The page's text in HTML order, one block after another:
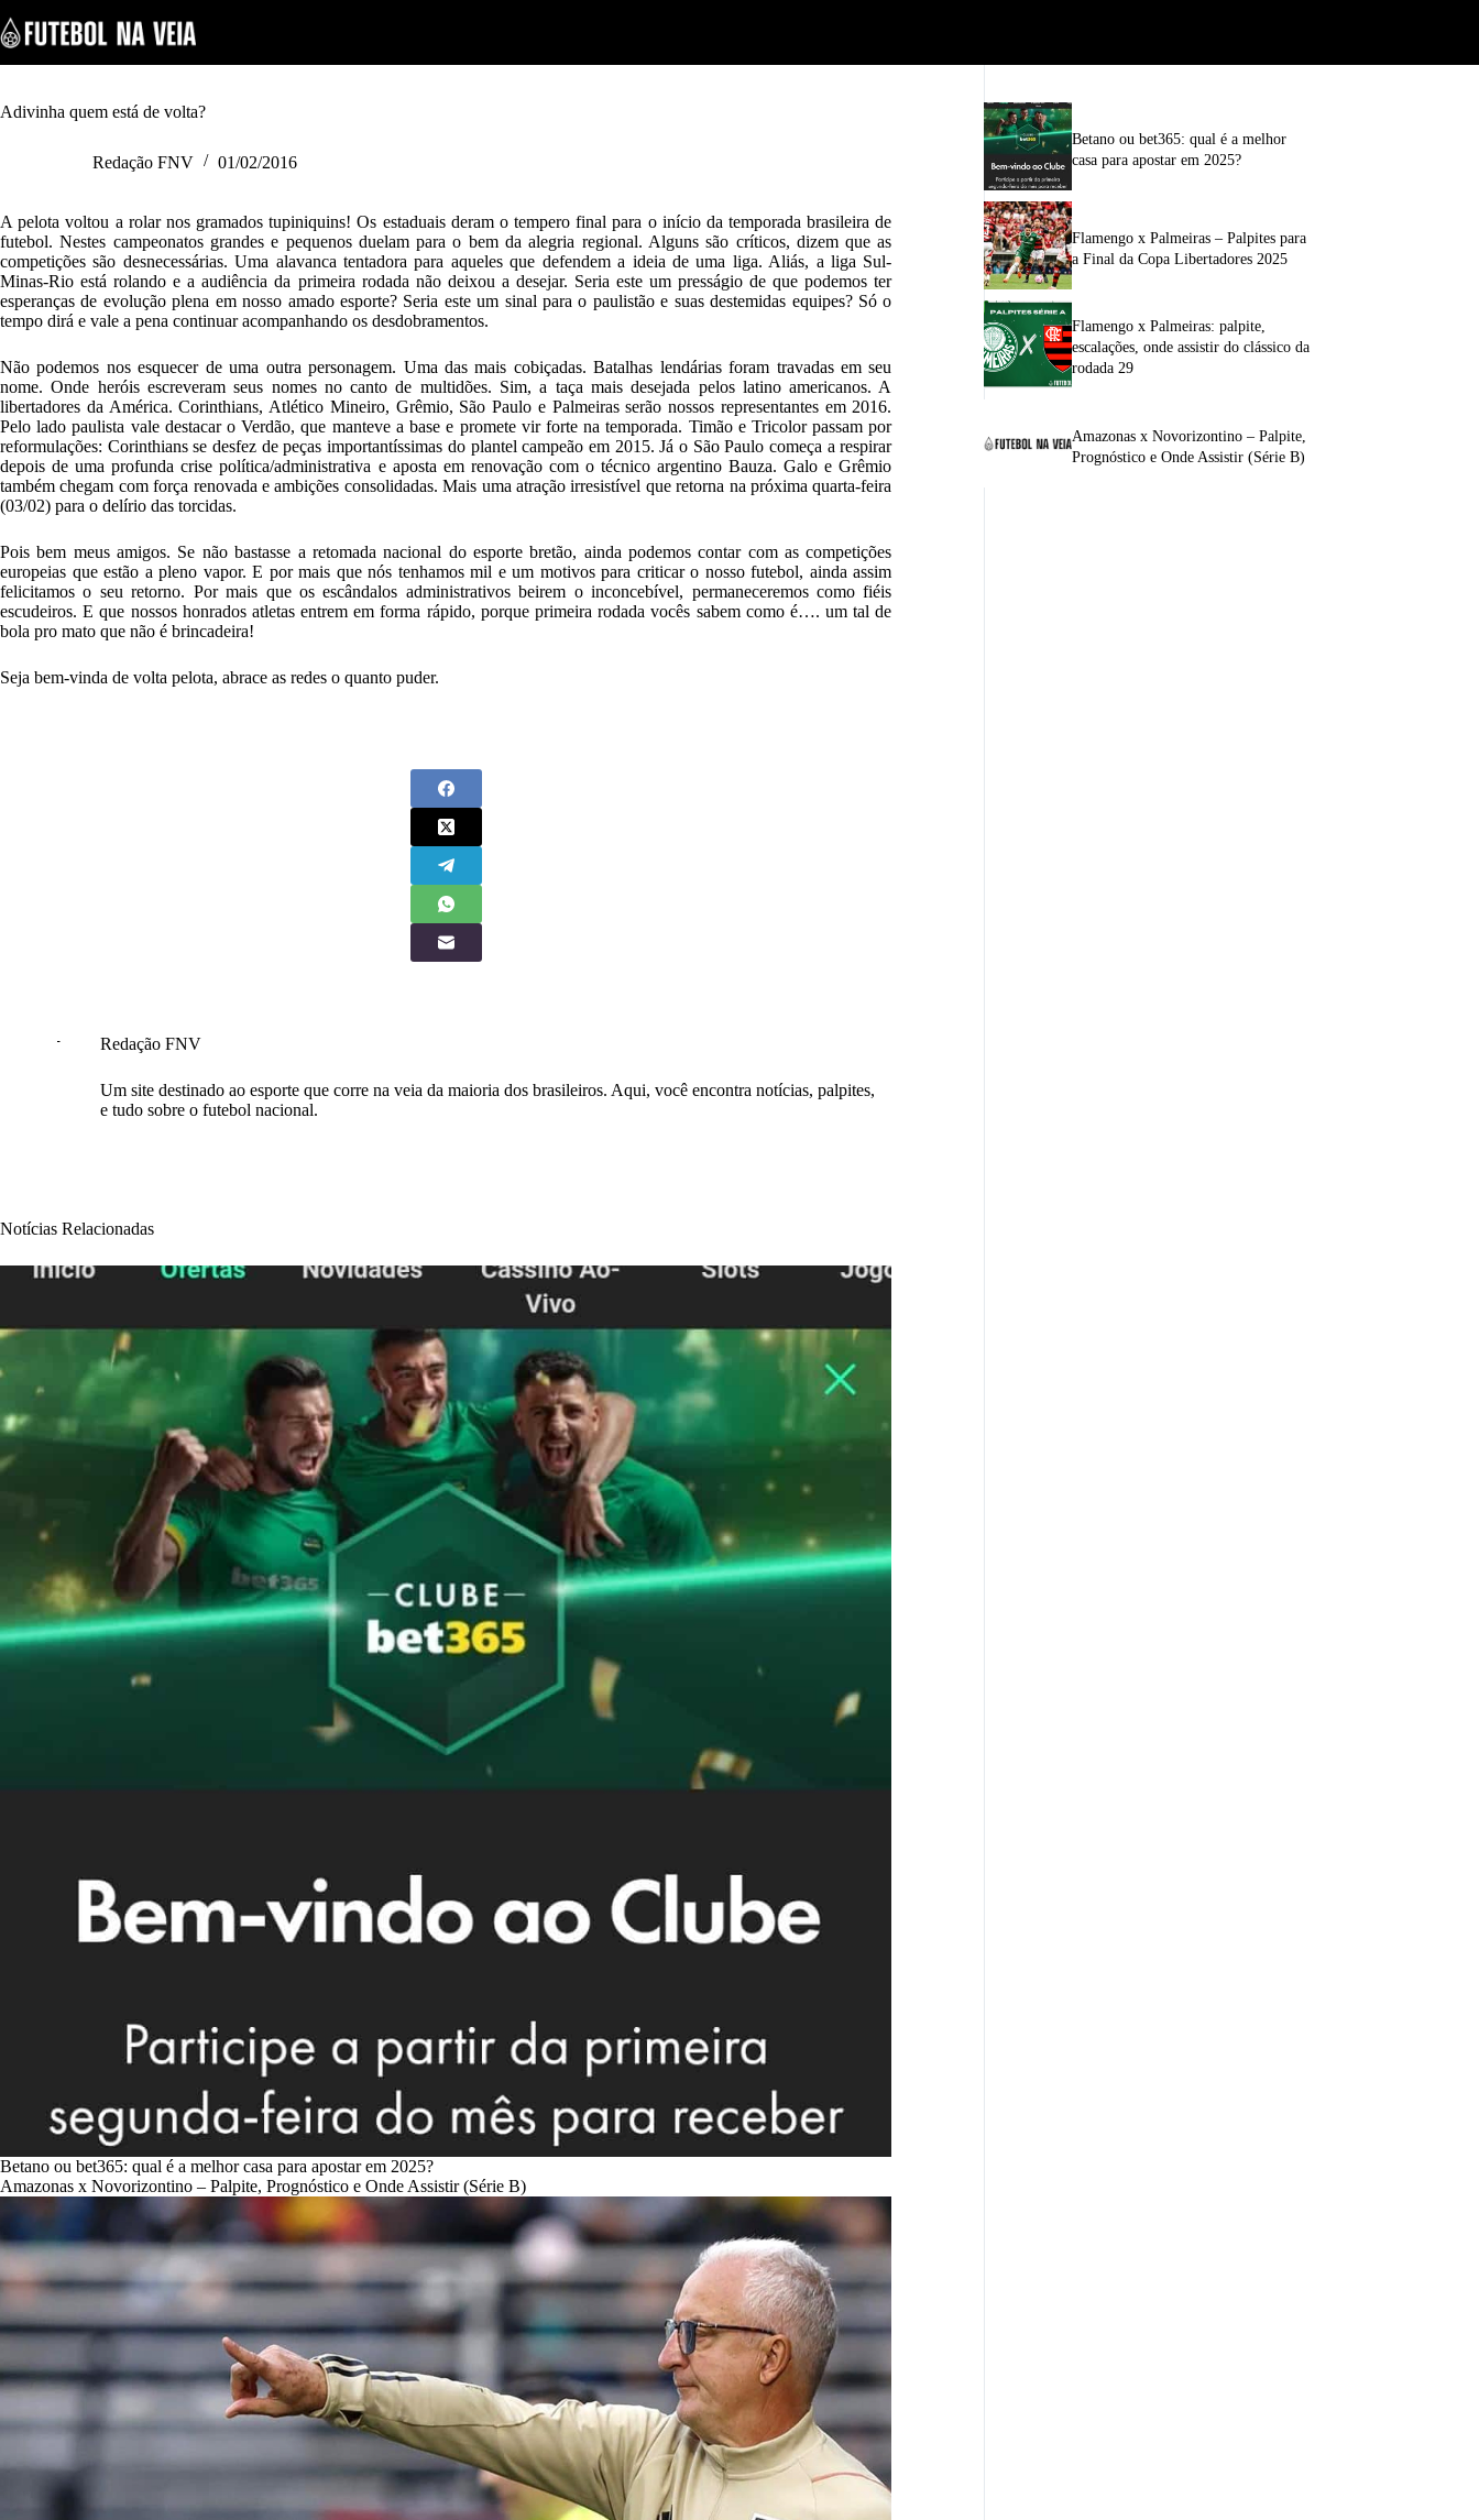
k
i
p
o
n
t
Adivinha quem está de volta?
Redação FNV 01/02/2016
A pelota voltou a rolar nos gramados tupiniquins! Os estaduais deram o tempero final para o início da temporada brasileira de
futebol. Nestes campeonatos grandes e pequenos duelam para o bem da alegria regional. Alguns são críticos, dizem que as
competições são desnecessárias. Uma alavanca tentadora para aqueles que defendem a ideia de uma liga. Aliás, a liga Sul-
Minas-Rio está rolando e a audiência da primeira rodada não deixou a desejar. Seria este um presságio de que podemos ter
esperanças de evolução plena em nosso amado esporte? Seria este um sinal para o paulistão e suas destemidas equipes? Só o
tempo dirá e vale a pena continuar acompanhando os desdobramentos.
Não podemos nos esquecer de uma outra personagem. Uma das mais cobiçadas. Batalhas lendárias foram travadas em seu
nome. Onde heróis escreveram seus nomes no canto de multidões. Sim, a taça mais desejada pelos latino americanos. A
libertadores da América. Corinthians, Atlético Mineiro, Grêmio, São Paulo e Palmeiras serão nossos representantes em 2016.
Pelo lado paulista vale destacar o Verdão, que manteve a base e promete vir forte na temporada. Timão e Tricolor passam por
reformulações: Corinthians se desfez de peças importantíssimas do plantel campeão em 2015. Já o São Paulo começa a respirar
depois de uma profunda crise política/administrativa e aposta em renovação com o técnico argentino Bauza. Galo e Grêmio
também chegam com força renovada e ambições consolidadas. Mais uma atração irresistível que retorna na próxima quarta-feira
(03/02) para o delírio das torcidas.
Pois bem meus amigos. Se não bastasse a retomada nacional do esporte bretão, ainda podemos contar com as competições
europeias que estão a pleno vapor. E por mais que nós tenhamos mil e um motivos para criticar o nosso futebol, ainda assim
felicitamos o seu retorno. Por mais que os escândalos administrativos beirem o inconcebível, permaneceremos como fiéis
escudeiros. E que nossos honrados atletas entrem em forma rápido, porque primeira rodada vocês sabem como é…. um tal de
bola pro mato que não é brincadeira!
Seja bem-vinda de volta pelota, abrace as redes o quanto puder.
Redação FNV
Um site destinado ao esporte que corre na veia da maioria dos brasileiros. Aqui, você encontra notícias, palpites,
e tudo sobre o futebol nacional.
Notícias Relacionadas
Betano ou bet365: qual é a melhor casa para apostar em 2025?
Amazonas x Novorizontino – Palpite, Prognóstico e Onde Assistir (Série B)
Betano ou bet365: qual é a melhor
casa para apostar em 2025?
Flamengo x Palmeiras – Palpites para
a Final da Copa Libertadores 2025
Flamengo x Palmeiras: palpite,
escalações, onde assistir do clássico da
rodada 29
Amazonas x Novorizontino – Palpite,
Prognóstico e Onde Assistir (Série B)